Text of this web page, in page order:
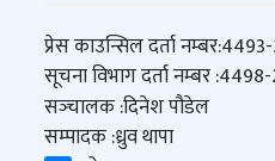
प्रेस काउन्सिल दर्ता नम्बर:
सूचना विभाग दर्ता नम्बर :
सञ्‍चालक :दिनेश पौडेल
सम्पादक :ध्रुव थापा